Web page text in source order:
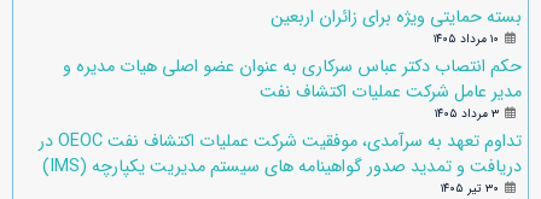
بسته حمایتی ویژه برای زائران اربعین
۱۰ مرداد ۱۴۰۵
حکم انتصاب دکتر عباس سرکاری به عنوان عضو اصلی هیات مدیره و
مدیر عامل شرکت عملیات اکتشاف نفت
۳ مرداد ۱۴۰۵
تداوم تعهد به سرآمدی، موفقیت شرکت عملیات اکتشاف نفت OEOC در
دریافت و تمدید صدور گواهینامه های سیستم مدیریت یکپارچه (IMS)
۳۰ تیر ۱۴۰۵